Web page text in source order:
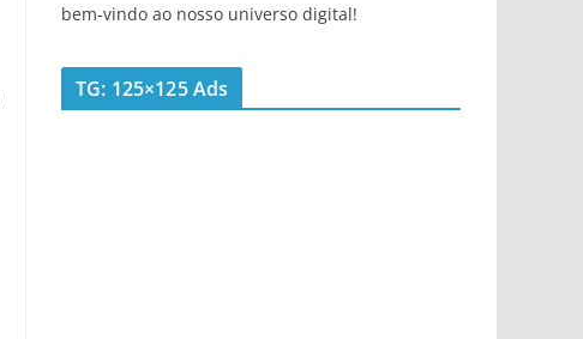
bem-vindo ao nosso universo digital!
TG: 125×125 Ads